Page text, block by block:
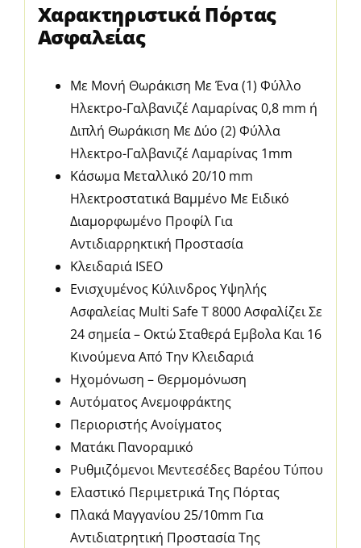
Χαρακτηριστικά Πόρτας
Ασφαλείας
Με Μονή Θωράκιση Με Ένα (1) Φύλλο
Ηλεκτρο-Γαλβανιζέ Λαμαρίνας 0,8 mm ή
Διπλή Θωράκιση Με Δύο (2) Φύλλα
Ηλεκτρο-Γαλβανιζέ Λαμαρίνας 1mm
Κάσωμα Μεταλλικό 20/10 mm
Ηλεκτροστατικά Βαμμένο Με Ειδικό
Διαμορφωμένο Προφίλ Για
Αντιδιαρρηκτική Προστασία
Κλειδαριά ISEO
Ενισχυμένος Κύλινδρος Υψηλής
Ασφαλείας Multi Safe T 8000 Ασφαλίζει Σε
24 σημεία – Οκτώ Σταθερά Εμβολα Και 16
Κινούμενα Από Την Κλειδαριά
Ηχομόνωση – Θερμομόνωση
Αυτόματος Ανεμοφράκτης
Περιοριστής Ανοίγματος
Ματάκι Πανοραμικό
Ρυθμιζόμενοι Μεντεσέδες Βαρέου Τύπου
Ελαστικό Περιμετρικά Της Πόρτας
Πλακά Μαγγανίου 25/10mm Για
Αντιδιατρητική Προστασία Της